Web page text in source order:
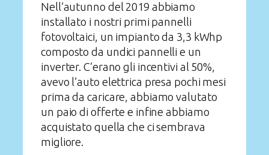
Nell’autunno del 2019 abbiamo
installato i nostri primi pannelli
fotovoltaici, un impianto da 3,3 kWhp
composto da undici pannelli e un
inverter. C’erano gli incentivi al 50%,
avevo l’auto elettrica presa pochi mesi
prima da caricare, abbiamo valutato
un paio di offerte e infine abbiamo
acquistato quella che ci sembrava
migliore.